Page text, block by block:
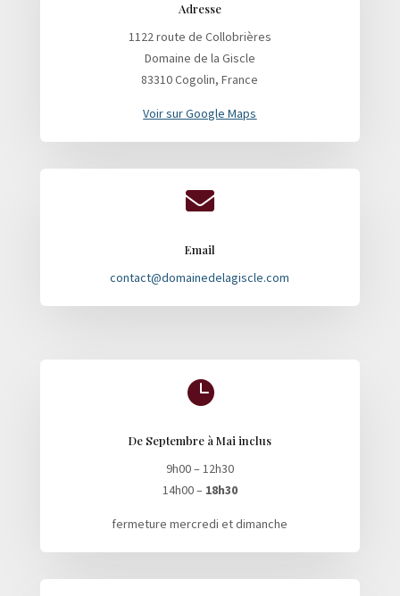
Adresse
1122 route de Collobrières
Domaine de la Giscle
83310 Cogolin, France
Voir sur Google Maps

Email
contact@domainedelagiscle.com

De Septembre à Mai inclus
9h00 – 12h30
14h00 – 18h30
fermeture mercredi et dimanche